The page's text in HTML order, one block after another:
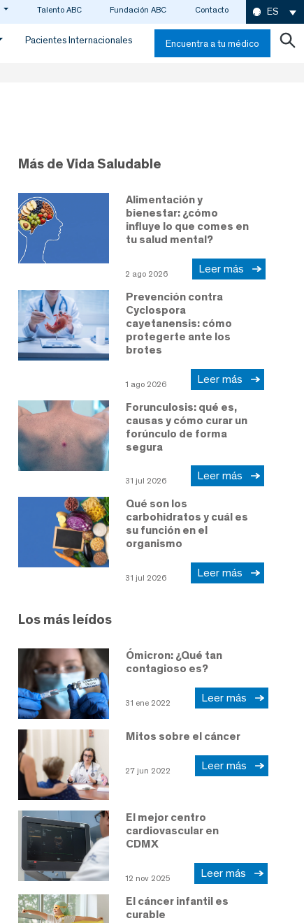
Talento ABC Fundación ABC Contacto ES
Pacientes Internacionales Encuentra a tu médico
Más de Vida Saludable
Alimentación y
bienestar: ¿cómo
influye lo que comes en
tu salud mental?
2 ago 2026 Leer más
Prevención contra
Cyclospora
cayetanensis: cómo
protegerte ante los
brotes
1 ago 2026 Leer más
Forunculosis: qué es,
causas y cómo curar un
forúnculo de forma
segura
31 jul 2026 Leer más
Qué son los
carbohidratos y cuál es
su función en el
organismo
31 jul 2026 Leer más
Los más leídos
Ómicron: ¿Qué tan
contagioso es?
31 ene 2022 Leer más
Mitos sobre el cáncer
27 jun 2022 Leer más
El mejor centro
cardiovascular en
CDMX
12 nov 2025 Leer más
El cáncer infantil es
curable